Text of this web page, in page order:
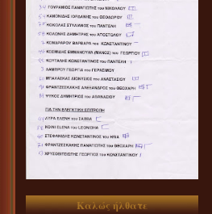
Καλώς ήλθατε